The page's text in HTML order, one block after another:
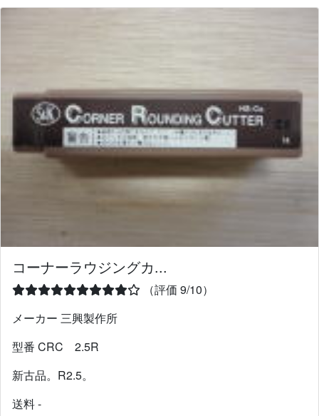
コーナーラウジングカ...
（評価 9/10）
メーカー 三興製作所
型番 CRC 2.5R
新古品。R2.5。
送料 -